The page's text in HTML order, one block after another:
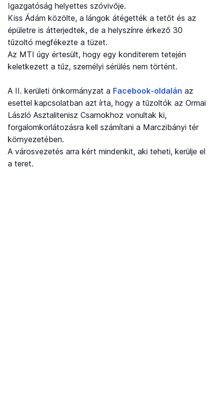
Igazgatóság helyettes szóvivője.
Kiss Ádám közölte, a lángok átégették a tetőt és az
épületre is átterjedtek, de a helyszínre érkező 30
tűzoltó megfékezte a tüzet.
Az MTI úgy értesült, hogy egy konditerem tetején
keletkezett a tűz, személyi sérülés nem történt.
A II. kerületi önkormányzat a Facebook-oldalán az
esettel kapcsolatban azt írta, hogy a tűzoltók az Ormai
László Asztalitenisz Csarnokhoz vonultak ki,
forgalomkorlátozásra kell számítani a Marczibányi tér
környezetében.
A városvezetés arra kért mindenkit, aki teheti, kerülje el
a teret.